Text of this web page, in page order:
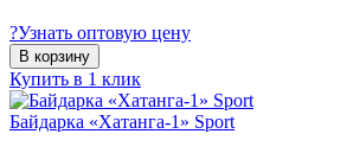
?Узнать оптовую цену
В корзину
Купить в 1 клик
Байдарка «Хатанга-1» Sport